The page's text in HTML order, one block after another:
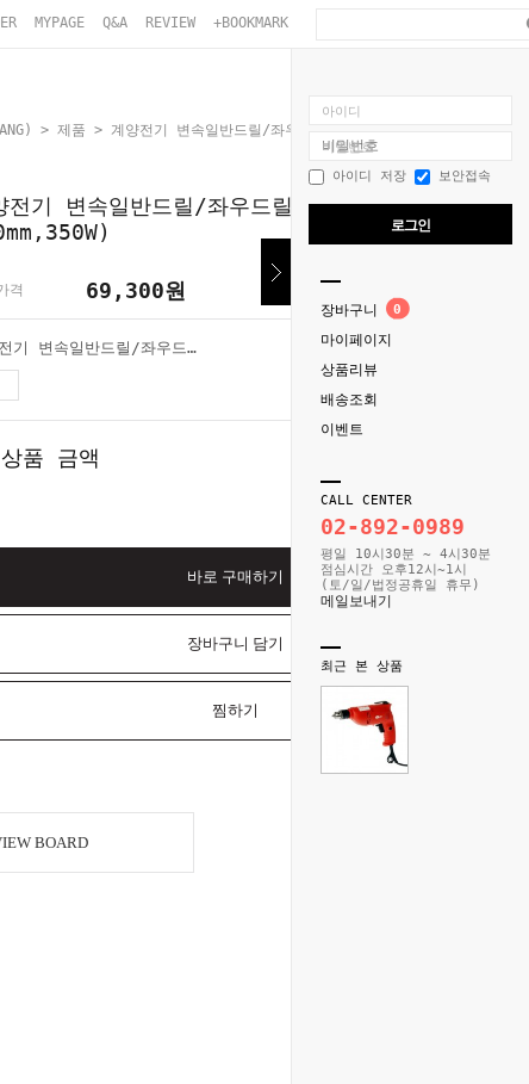
MYPAGE Q&A REVIEW +BOOKMARK
아이디
비밀번호
아이디 저장
보안접속
로그인
장바구니 0
마이페이지
상품리뷰
배송조회
이벤트
CALL CENTER
02-892-0989
평일 10시30분 ~ 4시30분
점심시간 오후12시~1시
(토/일/법정공휴일 휴무)
메일보내기
최근 본 상품
> 제품 > 계양전기 변속일반드릴/좌우드릴 PDS1-10R (10mm,350W)
전기 변속일반드릴/좌우드릴 PDS1-10R
격 69,300원
계양전기 변속일반드릴/좌우드릴 PDS1-10R (10mm,350W)
품 금액
바로 구매하기
장바구니 담기
찜하기
BOARD